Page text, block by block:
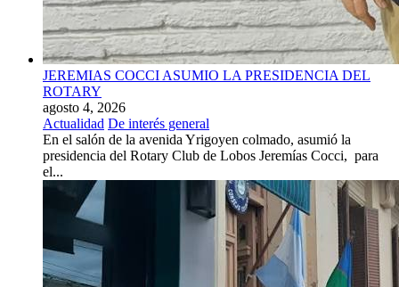
JEREMIAS COCCI ASUMIO LA PRESIDENCIA DEL
ROTARY
agosto 4, 2026
Actualidad De interés general
En el salón de la avenida Yrigoyen colmado, asumió la
presidencia del Rotary Club de Lobos Jeremías Cocci, para
el...